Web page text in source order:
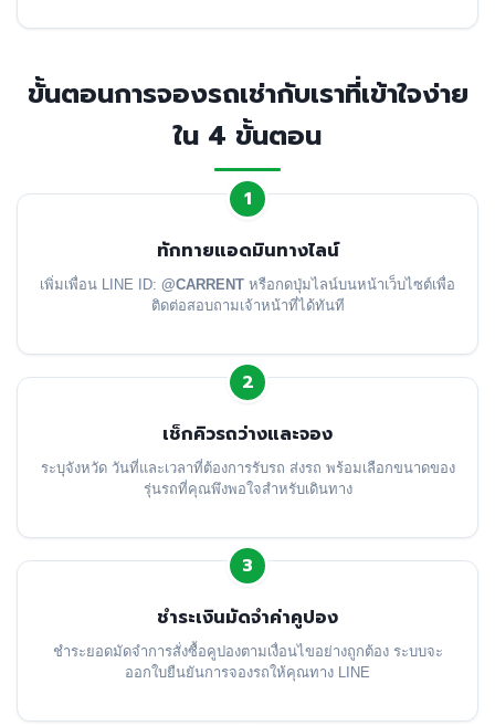
ขั้นตอนการจองรถเช่ากับเราที่เข้าใจง่าย
ใน 4 ขั้นตอน
1
ทักทายแอดมินทางไลน์
เพิ่มเพื่อน LINE ID: @CARRENT หรือกดปุ่มไลน์บนหน้าเว็บไซต์เพื่อ
ติดต่อสอบถามเจ้าหน้าที่ได้ทันที
2
เช็กคิวรถว่างและจอง
ระบุจังหวัด วันที่และเวลาที่ต้องการรับรถ ส่งรถ พร้อมเลือกขนาดของ
รุ่นรถที่คุณพึงพอใจสำหรับเดินทาง
3
ชำระเงินมัดจำค่าคูปอง
ชำระยอดมัดจำการสั่งซื้อคูปองตามเงื่อนไขอย่างถูกต้อง ระบบจะ
ออกใบยืนยันการจองรถให้คุณทาง LINE